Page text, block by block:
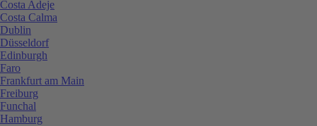
Costa Adeje
Costa Calma
Dublin
Düsseldorf
Edinburgh
Faro
Frankfurt am Main
Freiburg
Funchal
Hamburg